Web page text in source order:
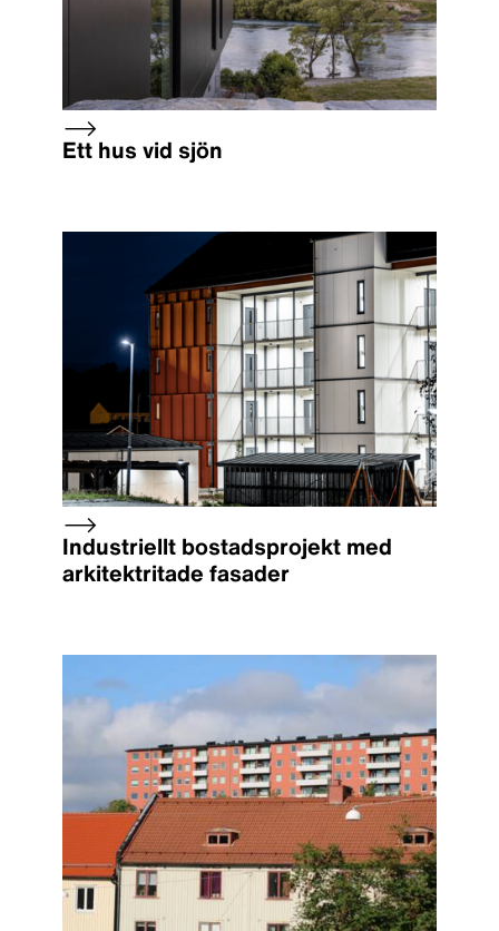
Ett hus vid sjön
Industriellt bostadsprojekt med
arkitektritade fasader